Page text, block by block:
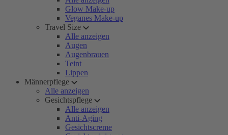
Glow Make-up
Veganes Make-up
Travel Size
Alle anzeigen
Augen
Augenbrauen
Teint
Lippen
Männerpflege
Alle anzeigen
Gesichtspflege
Alle anzeigen
Anti-Aging
Gesichtscreme